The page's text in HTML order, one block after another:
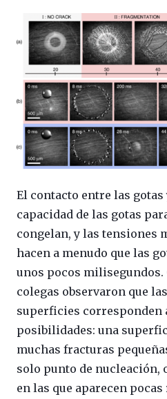
El contacto entre las
capacidad de las gotas
congelan, y las tensiones
hacen a menudo que las
unos pocos milisegundos.
colegas observaron que
superficies corresponden
posibilidades: una
muchas fracturas
solo punto de nucleación,
en las que aparecen